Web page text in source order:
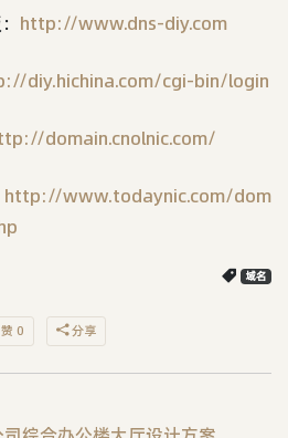
http://www.dns-diy.com
diy.hichina.com/cgi-bin/login
domain.cnolnic.com/
http://www.todaynic.com/dom
域名
赞 0 分享